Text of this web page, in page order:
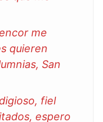
me
quieren
San
fiel
espero